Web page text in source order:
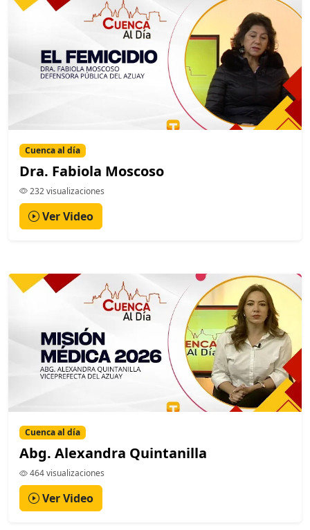
Cuenca al día
Dra. Fabiola Moscoso
232 visualizaciones
Ver Video
Cuenca al día
Abg. Alexandra Quintanilla
464 visualizaciones
Ver Video